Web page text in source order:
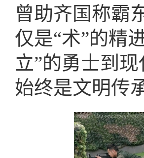
曾助齐国称霸
仅是“术”的精
立”的勇士到
始终是文明传